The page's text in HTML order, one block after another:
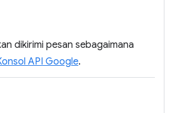
dikirimi pesan sebagaimana
API Google.